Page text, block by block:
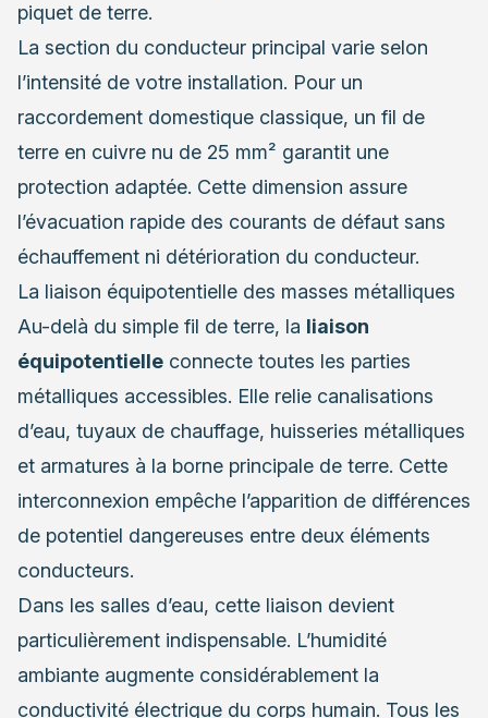
piquet de terre.
La section du conducteur principal varie selon
l’intensité de votre installation. Pour un
raccordement domestique classique, un fil de
terre en cuivre nu de 25 mm² garantit une
protection adaptée. Cette dimension assure
l’évacuation rapide des courants de défaut sans
échauffement ni détérioration du conducteur.
La liaison équipotentielle des masses métalliques
Au-delà du simple fil de terre, la liaison
équipotentielle connecte toutes les parties
métalliques accessibles. Elle relie canalisations
d’eau, tuyaux de chauffage, huisseries métalliques
et armatures à la borne principale de terre. Cette
interconnexion empêche l’apparition de différences
de potentiel dangereuses entre deux éléments
conducteurs.
Dans les salles d’eau, cette liaison devient
particulièrement indispensable. L’humidité
ambiante augmente considérablement la
conductivité électrique du corps humain. Tous les